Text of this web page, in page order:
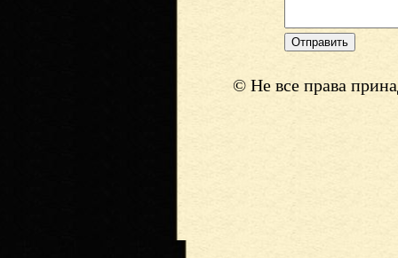
© Не все права